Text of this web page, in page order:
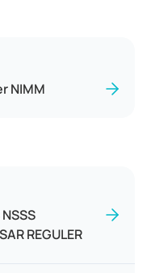
NIMM
REGULER